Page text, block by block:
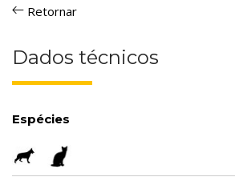
Retornar
Dados técnicos
Espécies